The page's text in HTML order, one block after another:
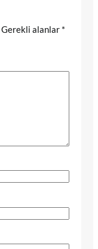
Gerekli alanlar *